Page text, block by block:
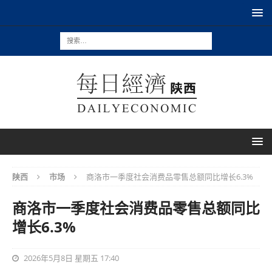
陕西 市场 商洛市一季度社会消费品零售总额同比增长6.3%
商洛市一季度社会消费品零售总额同比
增长6.3%
2026年5月8日 星期五 17:40